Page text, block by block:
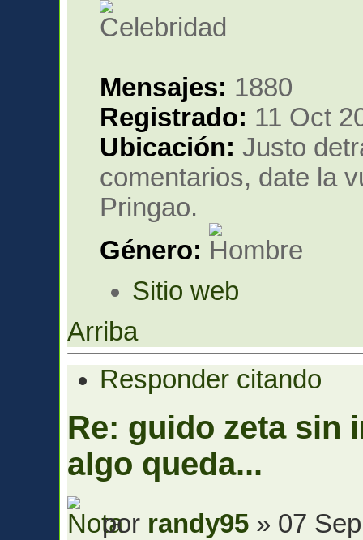
Mensajes: 1880
Registrado: 11 Oct
Ubicación: Justo
comentarios, date la
Pringao.
Género:
Sitio web
Arriba
Responder citando
Re: guido zeta sin
algo queda...
por randy95 » 07